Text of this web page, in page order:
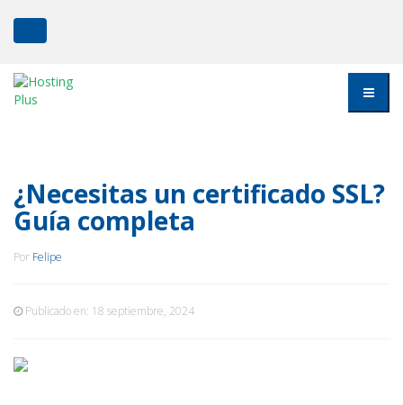
¿Necesitas un certificado SSL?
Guía completa
Por Felipe
Publicado en: 18 septiembre, 2024